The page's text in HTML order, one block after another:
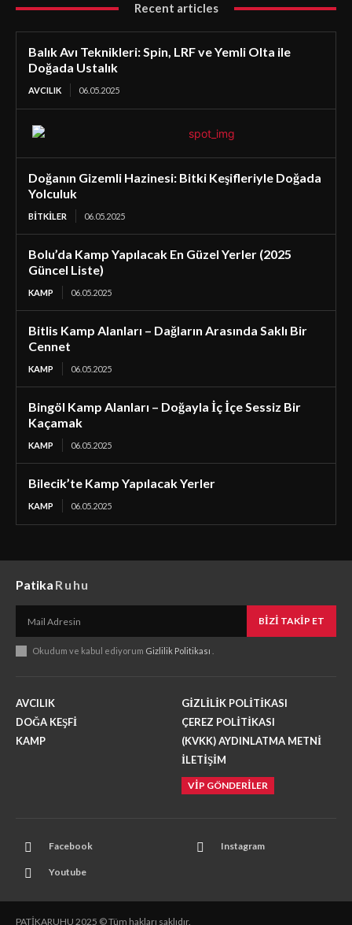
Recent articles
Balık Avı Teknikleri: Spin, LRF ve Yemli Olta ile
Doğada Ustalık
AVCILIK 06.05.2025
Doğanın Gizemli Hazinesi: Bitki Keşifleriyle Doğada
Yolculuk
BİTKİLER 06.05.2025
Bolu’da Kamp Yapılacak En Güzel Yerler (2025
Güncel Liste)
KAMP 06.05.2025
Bitlis Kamp Alanları – Dağların Arasında Saklı Bir
Cennet
KAMP 06.05.2025
Bingöl Kamp Alanları – Doğayla İç İçe Sessiz Bir
Kaçamak
KAMP 06.05.2025
Bilecik’te Kamp Yapılacak Yerler
KAMP 06.05.2025
Patika Ruhu
BIZI TAKIP ET
Okudum ve kabul ediyorum Gizlilik Politikası
AVCILIK
DOĞA KEŞFİ
KAMP
GİZLİLİK POLİTİKASI
ÇEREZ POLİTİKASI
(KVKK) AYDINLATMA METNİ
İLETİŞİM
VİP GÖNDERİLER
Facebook Instagram
Youtube
PATİKARUHU 2025 © Tüm hakları saklıdır.